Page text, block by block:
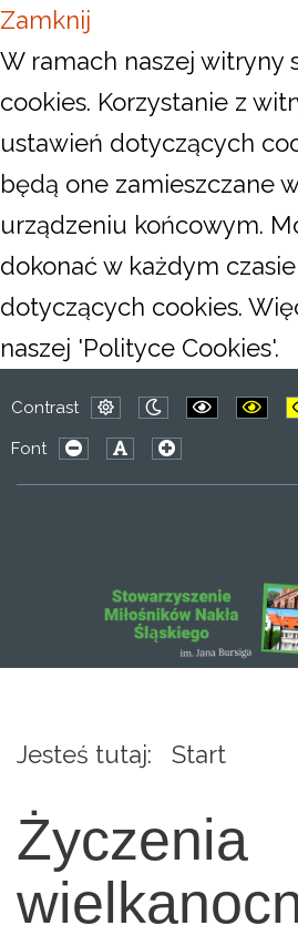
Zamknij
W ramach naszej witryny
cookies. Korzystanie z
ustawień dotyczących
będą one zamieszczane
urządzeniu końcowym.
dokonać w każdym
dotyczących cookies.
naszej 'Polityce Cookies'.
Contrast
mode
mode
Font
Jesteś tutaj: Start
Życzenia